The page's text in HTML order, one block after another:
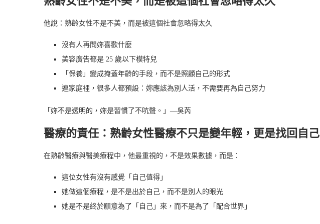
他說：熟齡女性不是不美，而是被這個社會忽略得太久
沒有人再問妳喜歡什麼
美容廣告都是 25 歲以下模特兒
「保養」變成掩蓋年齡的手段，而不是照顧自己的形式
連家庭裡，很多人都預設：妳應該為別人活，不需要再為自己努力
「妳不是透明的，妳是習慣了不吭聲。」—吳芮
醫療的責任：熟齡女性醫療不只是變年輕，更是找回自己
在熟齡醫療與醫美療程中，他最重視的，不是效果數據，而是：
這位女性有沒有感覺「自己值得」
她做這個療程，是不是出於自己，而不是別人的眼光
她是不是終於願意為了「自己」來，而不是為了「配合世界」